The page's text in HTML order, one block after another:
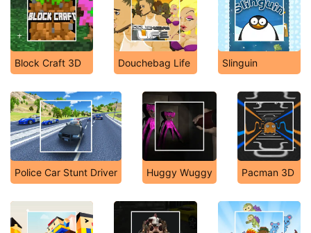
Block Craft 3D Douchebag Life Slinguin
Police Car Stunt Driver Huggy Wuggy Pacman 3D